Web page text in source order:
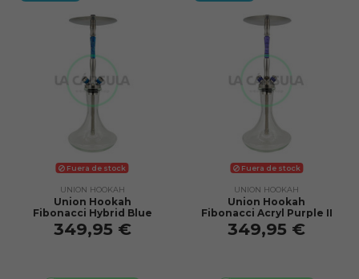
Fuera de stock
UNION HOOKAH
Union Hookah
Fibonacci Hybrid Blue
349,95 €
Fuera de stock
UNION HOOKAH
Union Hookah
Fibonacci Acryl Purple II
349,95 €